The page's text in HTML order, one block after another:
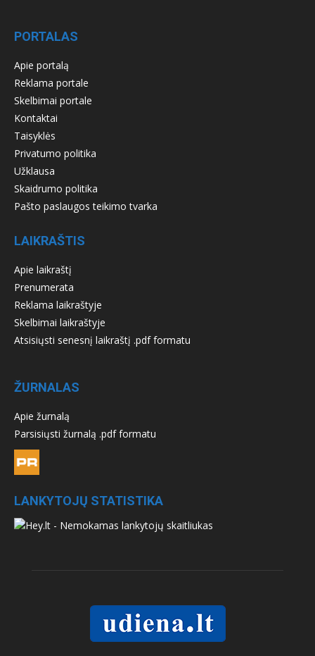
PORTALAS
Apie portalą
Reklama portale
Skelbimai portale
Kontaktai
Taisyklės
Privatumo politika
Užklausa
Skaidrumo politika
Pašto paslaugos teikimo tvarka
LAIKRAŠTIS
Apie laikraštį
Prenumerata
Reklama laikraštyje
Skelbimai laikraštyje
Atsisiųsti senesnį laikraštį .pdf formatu
ŽURNALAS
Apie žurnalą
Parsisiųsti žurnalą .pdf formatu
LANKYTOJŲ STATISTIKA